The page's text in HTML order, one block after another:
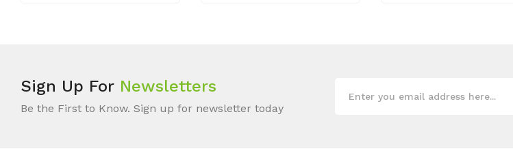
Sign Up For Newsletters
Be the First to Know. Sign up for newsletter today